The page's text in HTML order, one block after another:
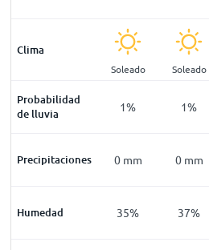
Clima
Soleado Soleado
Probabilidad
de lluvia1% 1% 1%
Precipitaciones
mm 0mm 0 mm 0 mm
Humedad
46 35% 37%